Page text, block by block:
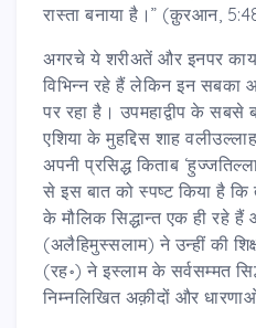
रास्ता बनाया है।” (क़ुरआन,
अगरचे ये शरीअतें और इनपर
विभिन्न रहे हैं लेकिन इन सबका
पर रहा है। उपमहाद्वीप के सबसे
एशिया के मुहद्दिस शाह
अपनी प्रसिद्ध किताब
से इस बात को स्पष्ट किया है कि
के मौलिक सिद्धान्त एक ही रहे हैं
(अलैहिमुस्सलाम) ने उन्हीं की
(रह॰) ने इस्लाम के सर्वसम्मत
निम्नलिखित अक़ीदों और